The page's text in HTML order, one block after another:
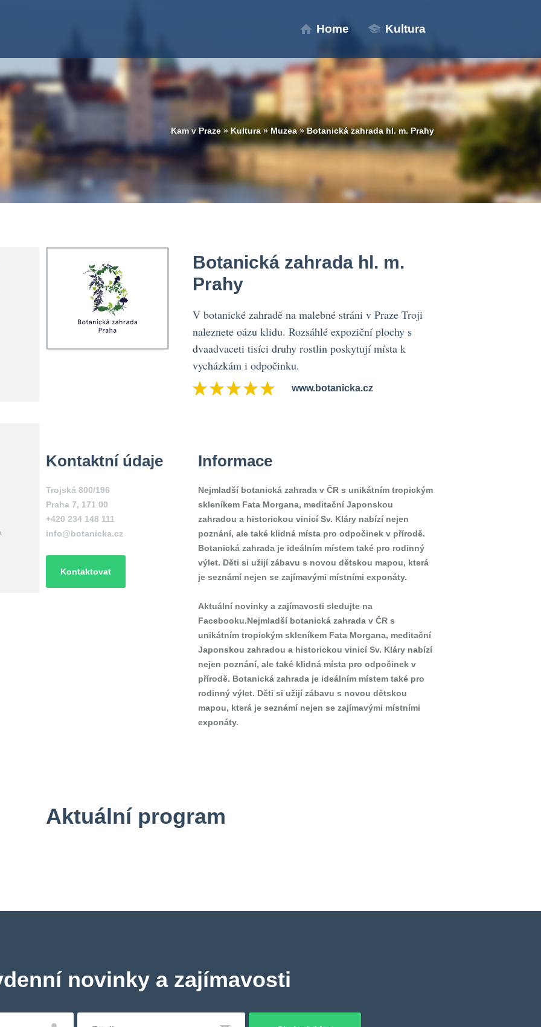
Home Kultura
Kam v Praze » Kultura » Muzea»Botanická zahrada hl. m. Prahy
Botanická zahrada hl. m.
Prahy
V botanické zahradě na malebné stráni v Praze Troji
naleznete oázu klidu. Rozsáhlé expoziční plochy s
dvaadvaceti tisíci druhy rostlin poskytují místa k
vycházkám i odpočinku.
www.botanicka.cz
Kontaktní údaje
Trojská 800/196
Praha 7, 171 00
+420 234 148 111
info@botanicka.cz
Kontaktovat
Informace
Nejmladší botanická zahrada v ČR s unikátním tropickým
skleníkem Fata Morgana, meditační Japonskou
zahradou a historickou vinicí Sv. Kláry nabízí nejen
poznání, ale také klidná místa pro odpočinek v přírodě.
Botanická zahrada je ideálním místem také pro rodinný
výlet. Děti si užijí zábavu s novou dětskou mapou, která
je seznámí nejen se zajímavými místními exponáty.
Aktuální novinky a zajímavosti sledujte na
Facebooku.Nejmladší botanická zahrada v ČR s
unikátním tropickým skleníkem Fata Morgana, meditační
Japonskou zahradou a historickou vinicí Sv. Kláry nabízí
nejen poznání, ale také klidná místa pro odpočinek v
přírodě. Botanická zahrada je ideálním místem také pro
rodinný výlet. Děti si užijí zábavu s novou dětskou
mapou, která je seznámí nejen se zajímavými místními
exponáty.
Aktuální program
novinky a zajímavosti